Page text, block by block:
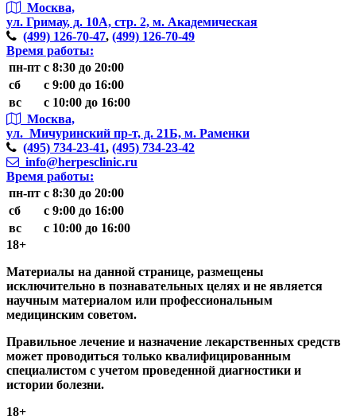
Москва,
ул. Гримау, д. 10А, стр. 2, м. Академическая
(499) 126-70-47, (499) 126-70-49
Время работы:
пн-пт с 8:30 до 20:00
сб
с 9:00 до 16:00
вс
с 10:00 до 16:00
Москва,
ул. Мичуринский пр-т, д. 21Б, м. Раменки
(495) 734-23-41, (495) 734-23-42
info@herpesclinic.ru
Время работы:
пн-пт с 8:30 до 20:00
сб
с 9:00 до 16:00
вс
с 10:00 до 16:00
18+
Материалы на данной странице, размещены
исключительно в познавательных целях и не является
научным материалом или профессиональным
медицинским советом.
Правильное лечение и назначение лекарственных средств
может проводиться только квалифицированным
специалистом с учетом проведенной диагностики и
истории болезни.
18+